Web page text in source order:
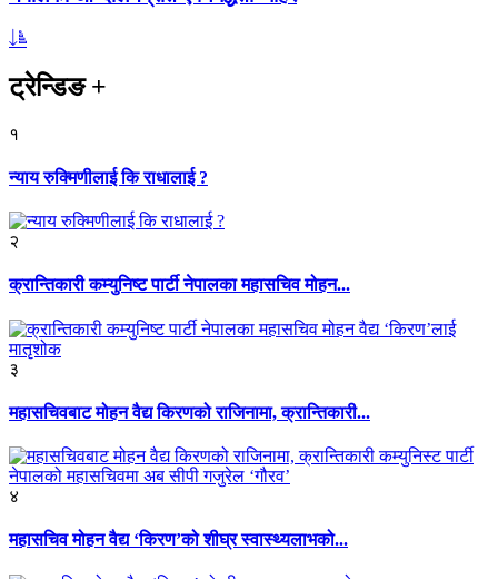
ट्रेन्डिङ+
१
न्याय रुक्मिणीलाई कि राधालाई ?
२
क्रान्तिकारी कम्युनिष्ट पार्टी नेपालका महासचिव मोहन...
३
महासचिवबाट मोहन वैद्य किरणको राजिनामा, क्रान्तिकारी...
४
महासचिव मोहन वैद्य ‘किरण’को शीघ्र स्वास्थ्यलाभको...